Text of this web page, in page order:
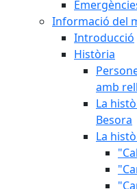
Informació del
Introducció
Història
amb
La
Besora
La